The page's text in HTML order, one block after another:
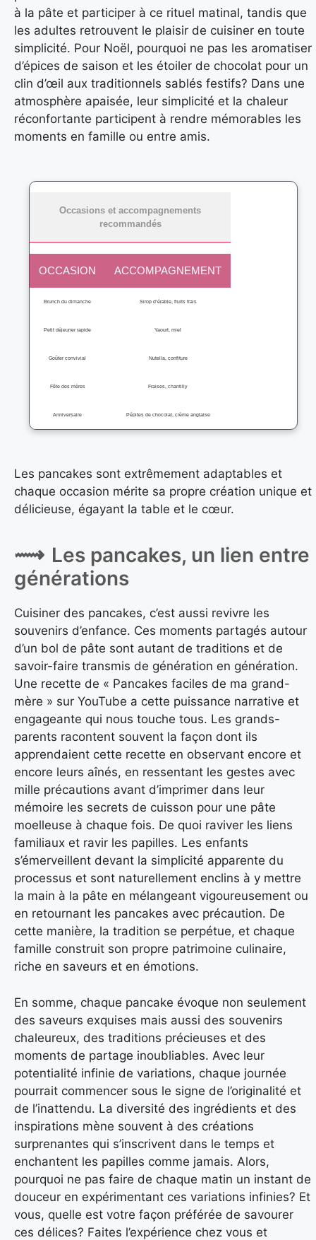
à la pâte et participer à ce rituel matinal, tandis que
les adultes retrouvent le plaisir de cuisiner en toute
simplicité. Pour Noël, pourquoi ne pas les aromatiser
d’épices de saison et les étoiler de chocolat pour un
clin d’œil aux traditionnels sablés festifs? Dans une
atmosphère apaisée, leur simplicité et la chaleur
réconfortante participent à rendre mémorables les
moments en famille ou entre amis.
Occasions et accompagnements
recommandés
OCCASION ACCOMPAGNEMENT
Brunch du dimanche Sirop d’érable, fruits frais
Petit déjeuner rapide Yaourt, miel
Goûter convivial Nutella, confiture
Fête des mères Fraises, chantilly
Anniversaire Pépites de chocolat, crème anglaise
Les pancakes sont extrêmement adaptables et
chaque occasion mérite sa propre création unique et
délicieuse, égayant la table et le cœur.
Les pancakes, un lien entre
générations
Cuisiner des pancakes, c’est aussi revivre les
souvenirs d’enfance. Ces moments partagés autour
d’un bol de pâte sont autant de traditions et de
savoir-faire transmis de génération en génération.
Une recette de « Pancakes faciles de ma grand-
mère » sur YouTube a cette puissance narrative et
engageante qui nous touche tous. Les grands-
parents racontent souvent la façon dont ils
apprendaient cette recette en observant encore et
encore leurs aînés, en ressentant les gestes avec
mille précautions avant d’imprimer dans leur
mémoire les secrets de cuisson pour une pâte
moelleuse à chaque fois. De quoi raviver les liens
familiaux et ravir les papilles. Les enfants
s’émerveillent devant la simplicité apparente du
processus et sont naturellement enclins à y mettre
la main à la pâte en mélangeant vigoureusement ou
en retournant les pancakes avec précaution. De
cette manière, la tradition se perpétue, et chaque
famille construit son propre patrimoine culinaire,
riche en saveurs et en émotions.
En somme, chaque pancake évoque non seulement
des saveurs exquises mais aussi des souvenirs
chaleureux, des traditions précieuses et des
moments de partage inoubliables. Avec leur
potentialité infinie de variations, chaque journée
pourrait commencer sous le signe de l’originalité et
de l’inattendu. La diversité des ingrédients et des
inspirations mène souvent à des créations
surprenantes qui s’inscrivent dans le temps et
enchantent les papilles comme jamais. Alors,
pourquoi ne pas faire de chaque matin un instant de
douceur en expérimentant ces variations infinies? Et
vous, quelle est votre façon préférée de savourer
ces délices? Faites l’expérience chez vous et